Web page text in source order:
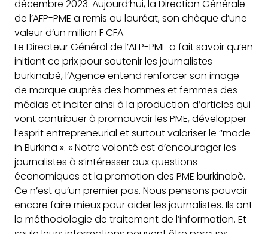
décembre 2023. Aujourd’hui, la Direction Générale
de l’AFP-PME a remis au lauréat, son chèque d’une
valeur d’un million F CFA.
Le Directeur Général de l’AFP-PME a fait savoir qu’en
initiant ce prix pour soutenir les journalistes
burkinabè, l’Agence entend renforcer son image
de marque auprès des hommes et femmes des
médias et inciter ainsi à la production d’articles qui
vont contribuer à promouvoir les PME, développer
l’esprit entrepreneurial et surtout valoriser le ‘’made
in Burkina ». « Notre volonté est d’encourager les
journalistes à s’intéresser aux questions
économiques et la promotion des PME burkinabè.
Ce n’est qu’un premier pas. Nous pensons pouvoir
encore faire mieux pour aider les journalistes. Ils ont
la méthodologie de traitement de l’information. Et